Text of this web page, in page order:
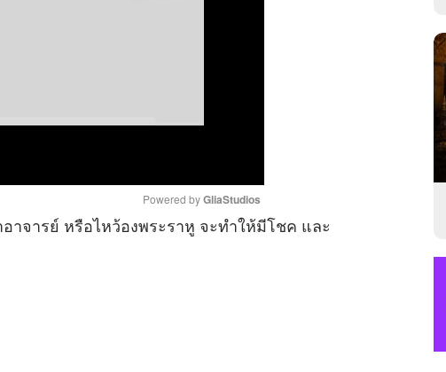
Powered by GliaStudios
าจารย์ หรือไหว้องพระราหู จะทำให้มีโชค และ